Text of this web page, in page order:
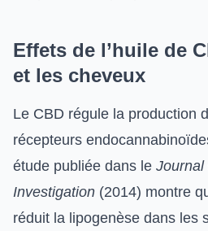
Effets de l’huile de
et les cheveux
Le CBD régule la production
récepteurs
étude publiée dans le Journal
Investigation (2014) montre
réduit la lipogenèse dans les